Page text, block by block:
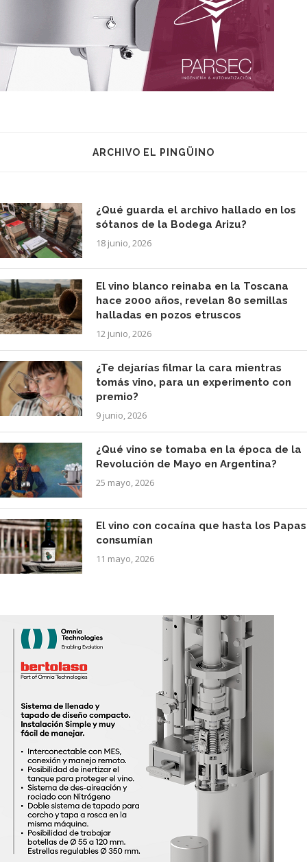
ARCHIVO EL PINGÜINO
¿Qué guarda el archivo hallado en los
sótanos de la Bodega Arizu?
18 junio, 2026
El vino blanco reinaba en la Toscana
hace 2000 años, revelan 80 semillas
halladas en pozos etruscos
12 junio, 2026
¿Te dejarías filmar la cara mientras
tomás vino, para un experimento con
premio?
9 junio, 2026
¿Qué vino se tomaba en la época de la
Revolución de Mayo en Argentina?
25 mayo, 2026
El vino con cocaína que hasta los Papas
consumían
11 mayo, 2026